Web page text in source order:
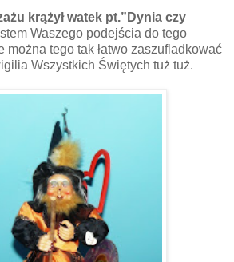
krążył watek pt.”Dynia czy
Waszego podejścia do tego
można tego tak łatwo zaszufladkować
Wszystkich Świętych tuż tuż.